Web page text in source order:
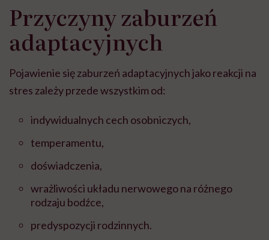
Przyczyny zaburzeń
adaptacyjnych
Pojawienie się zaburzeń adaptacyjnych jako reakcji na
stres zależy przede wszystkim od:
indywidualnych cech osobniczych,
temperamentu,
doświadczenia,
wrażliwości układu nerwowego na różnego
rodzaju bodźce,
predyspozycji rodzinnych.